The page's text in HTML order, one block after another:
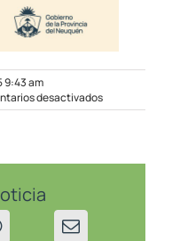
9:43 am
desactivadosen
Corte